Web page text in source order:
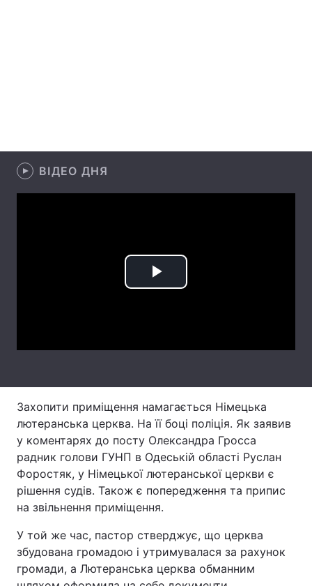
Тема оформлення
ВІДЕО ДНЯ
Play
Захопити приміщення намагається Німецька
лютеранська церква. На її боці поліція. Як заявив
у коментарях до посту Олександра Гросса
радник голови ГУНП в Одеській області Руслан
Форостяк, у Німецької лютеранської церкви є
рішення судів. Також є попередження та припис
на звільнення приміщення.
У той же час, пастор стверджує, що церква
збудована громадою і утримувалася за рахунок
громади, а Лютеранська церква обманним